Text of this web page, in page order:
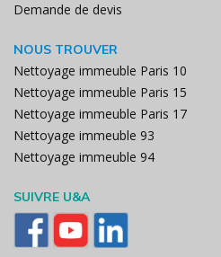
Demande de devis
NOUS TROUVER
Nettoyage immeuble Paris 10
Nettoyage immeuble Paris 15
Nettoyage immeuble Paris 17
Nettoyage immeuble 93
Nettoyage immeuble 94
SUIVRE U&A